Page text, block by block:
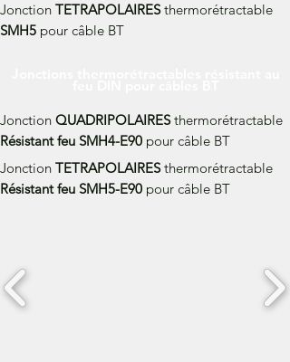
Jonction TETRAPOLAIRESthermorétractable
SMH5 pour câble BT
Jonction QUADRIPOLAIRESthermorétractable
Résistant feu SMH4-E90 pour câble BT
Jonction TETRAPOLAIRESthermorétractable
Résistant feu SMH5-E90 pour câble BT